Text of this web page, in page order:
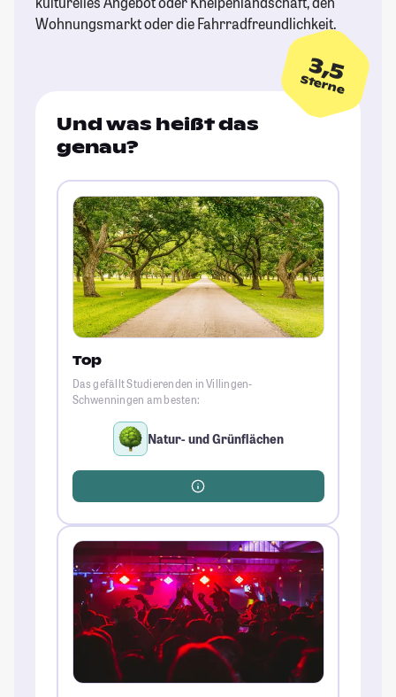
Wohnungsmarkt oder die Fahrradfreundlichkeit.
3,5
Sterne
Und was heißt das
genau?
Top
Das gefällt Studierenden in Villingen-
Schwenningen am besten:
Natur- und Grünflächen